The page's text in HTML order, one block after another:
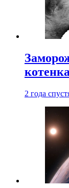
2 года